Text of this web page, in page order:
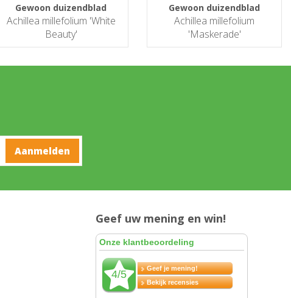
Gewoon duizendblad
Achillea millefolium 'White
Beauty'
Gewoon duizendblad
Achillea millefolium
'Maskerade'
Geef uw mening en win!